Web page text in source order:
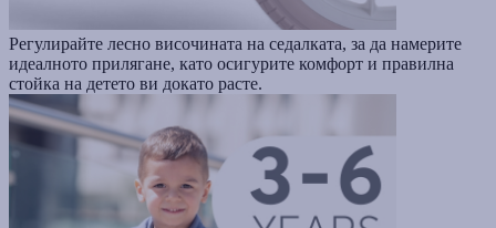
Регулирайте лесно височината на седалката, за да намерите
идеалното прилягане, като осигурите комфорт и правилна
стойка на детето ви докато расте.